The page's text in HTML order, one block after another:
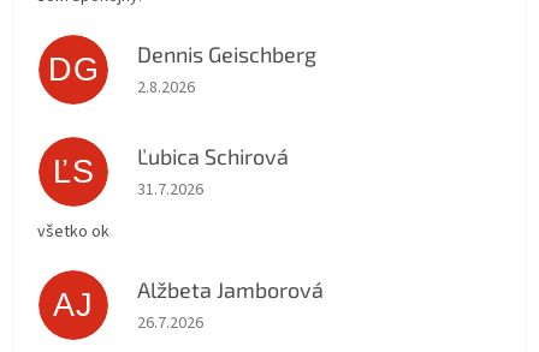
DG Dennis Geischberg
Hodnotenie obchodu je 5 z 5 hviezdičiek.
2.8.2026
ĽS Ľubica Schirová
Hodnotenie obchodu je 5 z 5 hviezdičiek.
31.7.2026
všetko ok
AJ Alžbeta Jamborová
Hodnotenie obchodu je 5 z 5 hviezdičiek.
26.7.2026